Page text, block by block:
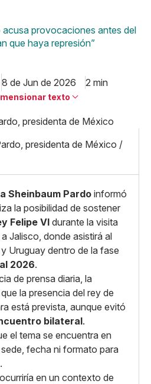
provocaciones antes del
que haya represión”
8 de Jun de 2026 2 min
texto
presidenta de México /
Sheinbaum Pardo informó
la posibilidad de sostener
Felipe VI durante la visita
Jalisco, donde asistirá al
Uruguay dentro de la fase
2026.
de prensa diaria, la
la presencia del rey de
está prevista, aunque evitó
bilateral.
el tema se encuentra en
fecha ni formato para
en un contexto de